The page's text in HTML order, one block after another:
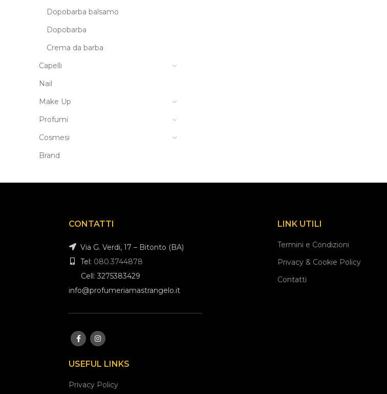
Dopobarba balsamo
Dopobarba
Crema da barba
Capelli
Nail
Make Up
Profumi
Cosmesi
Brand
CONTATTI
Via G. Verdi, 17 – Bitonto (BA)
Tel: 080.3744878
Cell: 3275383429
info@profumeriamastrangelo.it
USEFUL LINKS
Privacy Policy
LINK UTILI
Termini e Condizioni
Privacy & Cookie Policy
Contatti